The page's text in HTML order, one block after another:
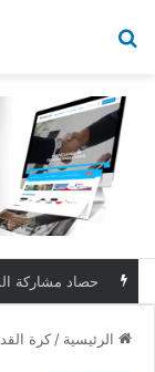
الرئيسية / كرة